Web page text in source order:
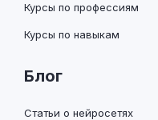
Курсы по профессиям
Курсы по навыкам
Блог
Статьи о нейросетях